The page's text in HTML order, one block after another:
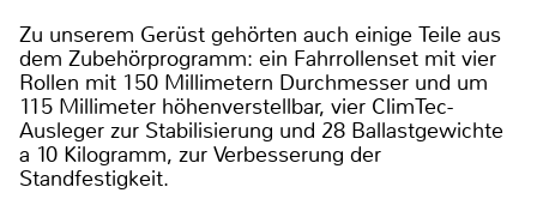
Zu unserem Gerüst gehörten auch einige Teile aus
dem Zubehörprogramm: ein Fahrrollenset mit vier
Rollen mit 150 Millimetern Durchmesser und um
115 Millimeter höhenverstellbar, vier ClimTec-
Ausleger zur Stabilisierung und 28 Ballastgewichte
a 10 Kilogramm, zur Verbesserung der
Standfestigkeit.